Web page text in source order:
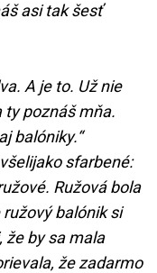
asi tak šesť
A je to. Už nie
poznáš mňa.
balóniky.“
sfarbené:
Ružová bola
balónik si
že by sa mala
že zadarmo